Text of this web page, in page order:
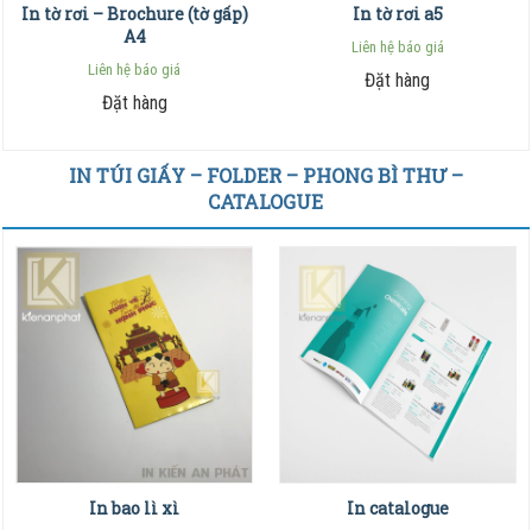
In tờ rơi – Brochure (tờ gấp)
A4
Liên hệ báo giá
Đặt hàng
In tờ rơi a5
Liên hệ báo giá
Đặt hàng
IN TÚI GIẤY – FOLDER – PHONG BÌ THƯ –
CATALOGUE
In bao lì xì In catalogue